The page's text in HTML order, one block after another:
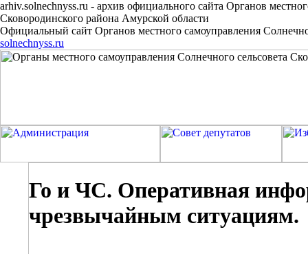
arhiv.solnechnyss.ru - архив официального сайта Органов
Сковородинского района Амурской области
Официальный сайт Органов местного самоуправления
solnechnyss.ru
Го и ЧС. Оперативная
чрезвычайным ситуациям.